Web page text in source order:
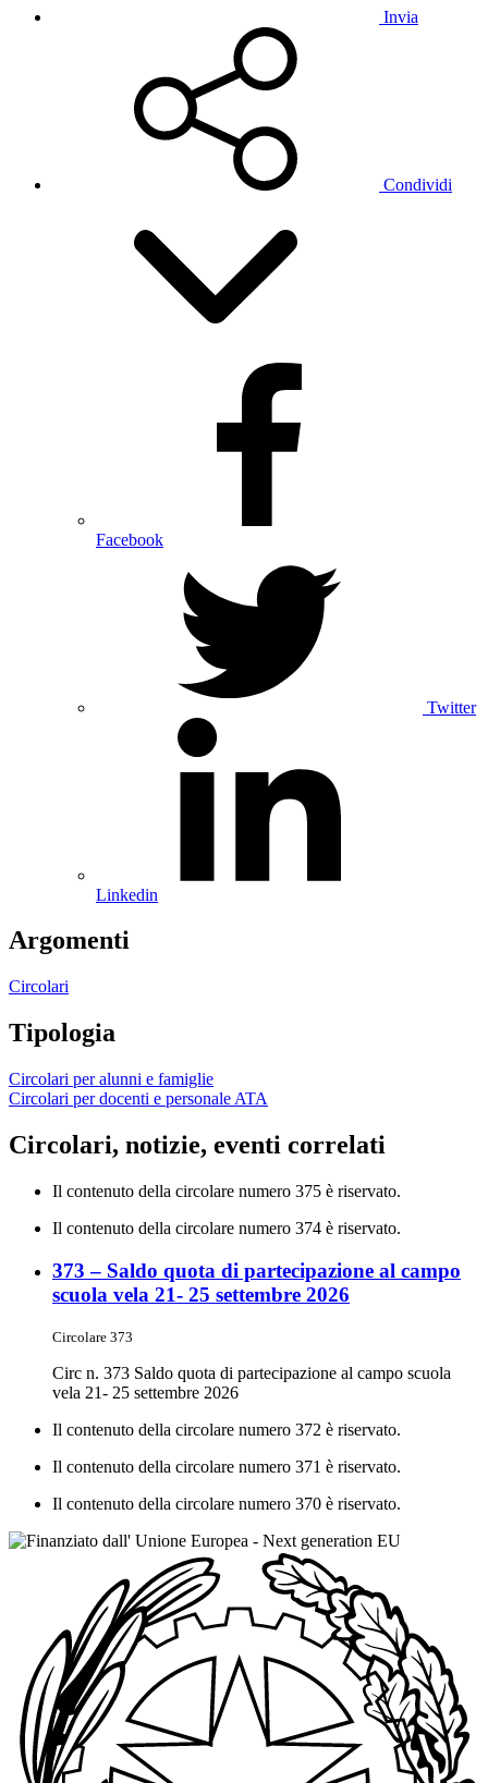
Invia
Condividi
Facebook
Twitter
Linkedin
Argomenti
Circolari
Tipologia
Circolari per alunni e famiglie
Circolari per docenti e personale ATA
Circolari, notizie, eventi correlati
Il contenuto della circolare numero 375 è riservato.
Il contenuto della circolare numero 374 è riservato.
373 – Saldo quota di partecipazione al campo
scuola vela 21- 25 settembre 2026
Circolare 373
Circ n. 373 Saldo quota di partecipazione al campo scuola
vela 21- 25 settembre 2026
Il contenuto della circolare numero 372 è riservato.
Il contenuto della circolare numero 371 è riservato.
Il contenuto della circolare numero 370 è riservato.